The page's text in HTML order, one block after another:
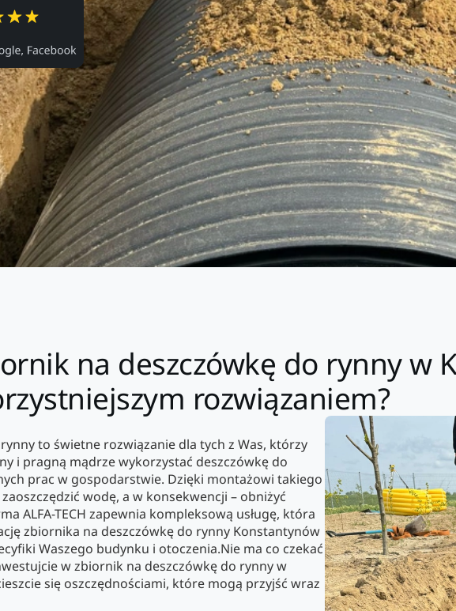
na deszczówkę do rynny w
rozwiązaniem?
to świetne rozwiązanie dla tych z Was, którzy
i pragną mądrze wykorzystać deszczówkę do
prac w gospodarstwie. Dzięki montażowi takiego
wodę, a w konsekwencji – obniżyć
ALFA-TECH zapewnia kompleksową usługę, która
zbiornika na deszczówkę do rynny Konstantynów
Waszego budynku i otoczenia.Nie ma co czekać
w zbiornik na deszczówkę do rynny w
się oszczędnościami, które mogą przyjść wraz